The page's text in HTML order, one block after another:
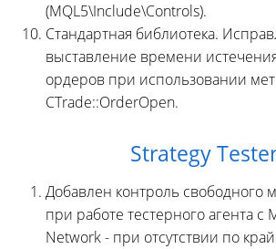
(MQL5\Include\Controls).
Стандартная библиотека.
выставление времени
ордеров при использовании
CTrade::OrderOpen.
Strategy
Добавлен контроль свободного
при работе тестерного агента с
Network - при отсутствии по